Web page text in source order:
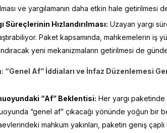
ve yargılamanın daha etkin hale getirilmesi
Süreçlerinin Hızlandırılması: Uzayan yargı
Paket kapsamında, mahkemelerin iş
yeni mekanizmaların getirilmesi de
“Genel Af” İddiaları ve İnfaz Düzenlemesi
“Af” Beklentisi: Her yargı paketinde
“genel af” çıkacağı yönünde yoğun bir
mahkum yakınları, paketin geniş